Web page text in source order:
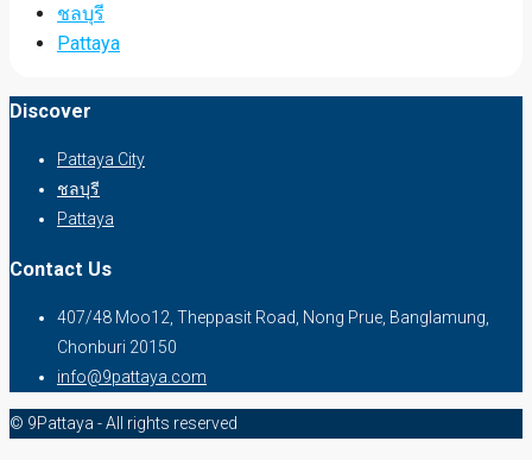
ชลบุรี
Pattaya
Discover
Pattaya City
ชลบุรี
Pattaya
Contact Us
407/48 Moo12, Theppasit Road, Nong Prue, Banglamung,
Chonburi 20150
info@9pattaya.com
© 9Pattaya - All rights reserved